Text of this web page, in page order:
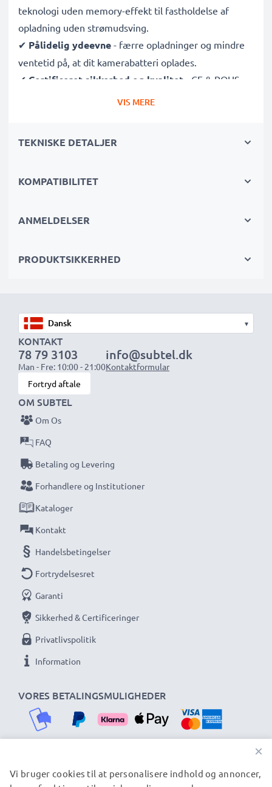
teknologi uden memory-effekt til fastholdelse af
opladning uden strømudsving.
✔ Pålidelig ydeevne - færre opladninger og mindre
ventetid på, at dit kamerabatteri oplades.
✔ Certificeret sikkerhed og kvalitet - CE & ROHS
certificeret, A klasse batteri med beskyttelse mod
testes for at sikre, at alle sikkerhedskrav er opfyldt, og
Kapacitet: 700mAh
Vi har siden 2004 ageret som international
specialforhandler og vi ved, hvad det kommer an på
ved højkvalitetsprodukter. Derfor giver sikrer vi dig en
garanti på 36 måneder!
VIS MERE
TEKNISKE DETALJER
KOMPATIBILITET
ANMELDELSER
PRODUKTSIKKERHED
▾
KONTAKT
78 79 3103
Man - Fre: 10:00 - 21:00
info@subtel.dk
Kontaktformular
Fortryd aftale
VORES BETALINGSMULIGHEDER
OM SUBTEL
Om Os
FAQ
Betaling og Levering
Forhandlere og Institutioner
Kataloger
Kontakt
Handelsbetingelser
Fortrydelsesret
Garanti
Sikkerhed & Certificeringer
Privatlivspolitik
Information
VORES FORSENDELSESPARTNERE
×
Vi bruger cookies til at personalisere indhold og annoncer,